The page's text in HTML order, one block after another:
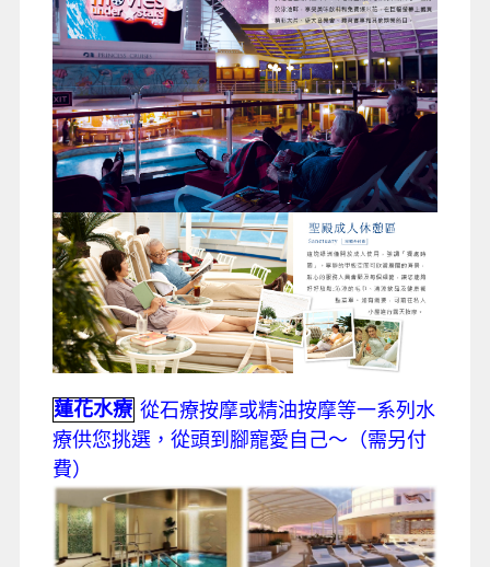
蓮花水療 從石療按摩或精油按摩等一系列水
療供您挑選，從頭到腳寵愛自己～（需另付
費）